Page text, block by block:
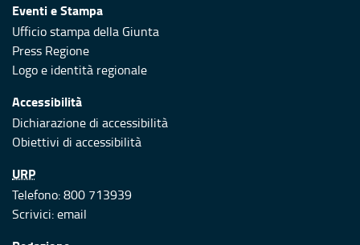
Eventi e Stampa
Ufficio stampa della Giunta
Press Regione
Logo e identità regionale
Accessibilità
Dichiarazione di accessibilità
Obiettivi di accessibilità
URP
Telefono: 800 713939
Scrivici:email